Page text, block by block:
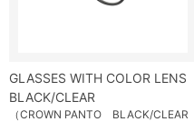
GLASSES WITH COLOR LENS
BLACK/CLEAR
（CROWN PANTO BLACK/CLEAR